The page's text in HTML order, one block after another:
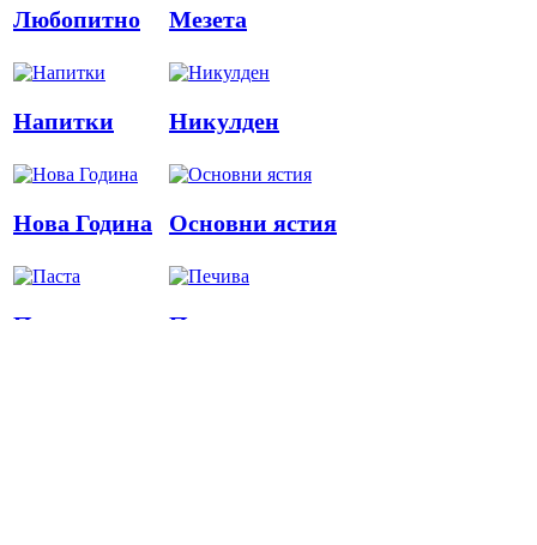
Любопитно Мезета
Напитки Никулден
Нова Година Основни ястия
Паста Печива